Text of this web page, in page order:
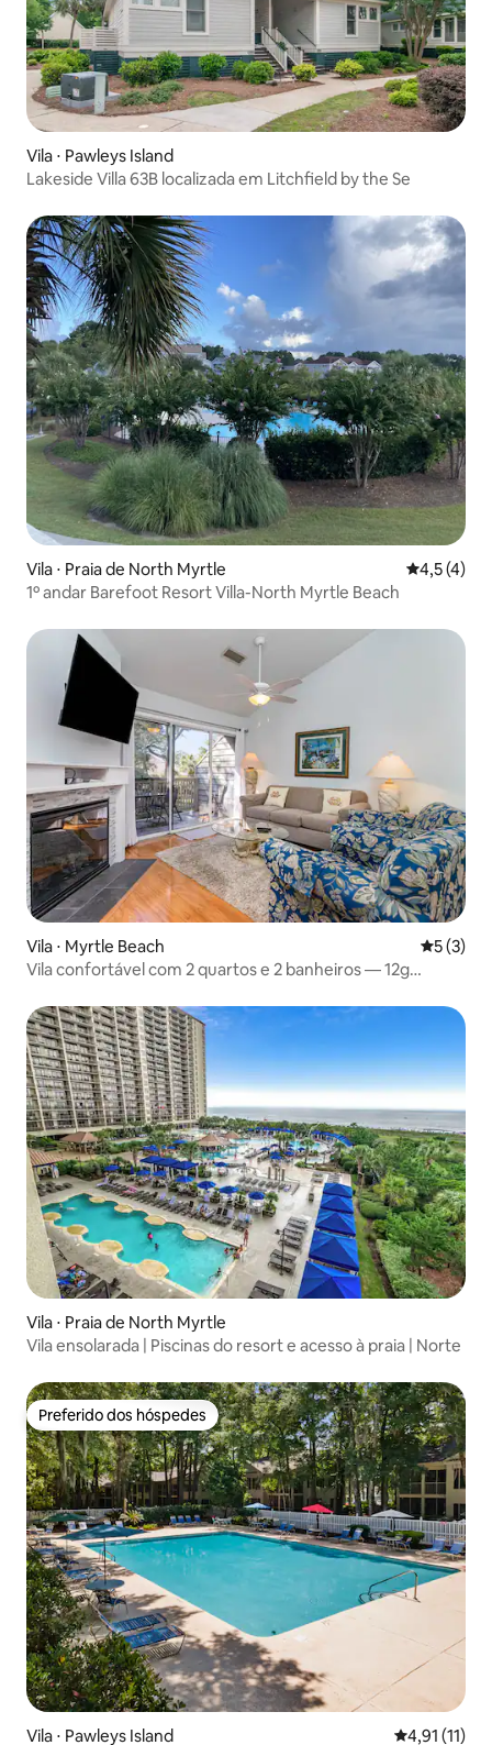
Vila ⋅ Pawleys Island
Lakeside Villa 63B localizada em Litchfield by the Se
Vila ⋅ Praia de North Myrtle 4,5 de
4,5 (4)
1º andar Barefoot Resort Villa-North Myrtle Beach
Vila ⋅ Myrtle Beach 5 de
5 (3)
Vila confortável com 2 quartos e 2 banheiros — 12g
Vila ⋅ Praia de North Myrtle
Vila ensolarada | Piscinas do resort e acesso à praia | Norte
Preferido dos hóspedes
Preferido dos hóspedes
Vila ⋅ Pawleys Island 4,91 de uma
4,91 (11)